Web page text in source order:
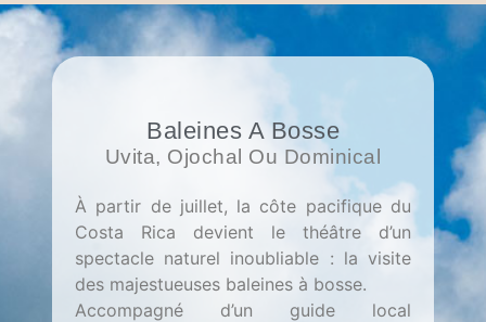
Baleines A Bosse
Uvita, Ojochal Ou Dominical
À partir de juillet, la côte pacifique du
Costa Rica devient le théâtre d’un
spectacle naturel inoubliable : la visite
des majestueuses baleines à bosse.
Accompagné d’un guide local